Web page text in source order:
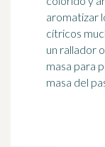
aromatizar
cítricos
un rallador
masa para
masa del